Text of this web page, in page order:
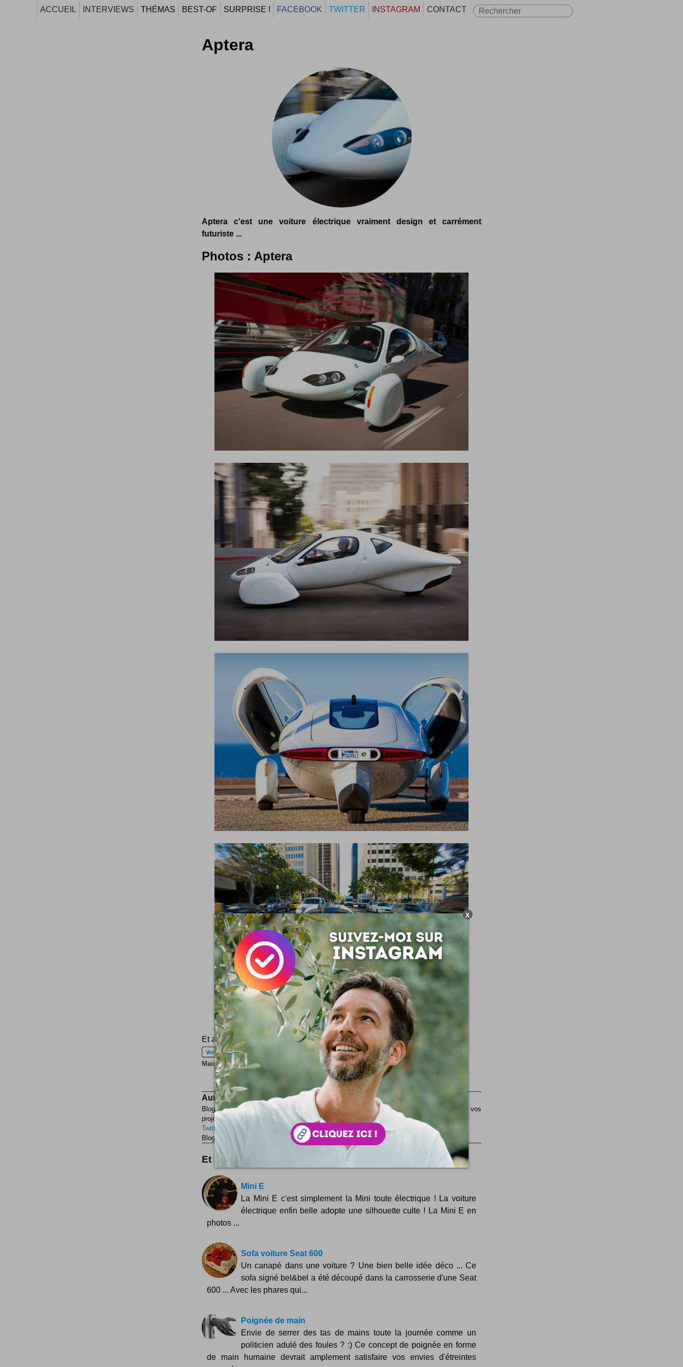
ACCUEIL INTERVIEWS THÉMAS BEST-OF SURPRISE ! FACEBOOK TWITTER INSTAGRAM CONTACT
Aptera
Aptera c'est une voiture électrique vraiment design et carrément
futuriste ...
Photos : Aptera
Et aussi sur www.aptera.com
Voiture électrique Voiture
Maintenant, à vous de jouer :
Auteur :Simon Tripnaux
Blogueur lifestyle - Content manager & expert SEO. Mon job, rendre visible et lisible vos
projets par les mots. Adepte de l'écriture depuis 1978.
Twitter
Facebook
Blogueur ? Auteur ?
Rejoignez la rédaction !
Et aussi ...
Mini E
La Mini E c'est simplement la Mini toute électrique ! La voiture
électrique enfin belle adopte une silhouette culte ! La Mini E en
photos ...
Sofa voiture Seat 600
Un canapé dans une voiture ? Une bien belle idée déco ... Ce
sofa signé bel&bel a été découpé dans la carrosserie d'une Seat
600 ... Avec les phares qui...
Poignée de main
Envie de serrer des tas de mains toute la journée comme un
politicien adulé des foules ? :) Ce concept de poignée en forme
de main humaine devrait amplement satisfaire vos envies d'étreintes
X